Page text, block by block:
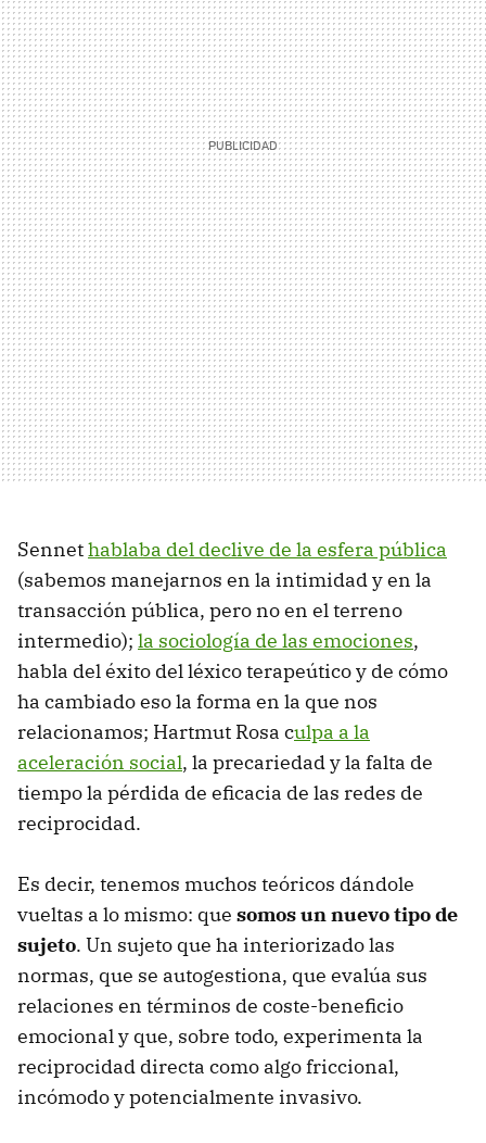
Sennethablaba del declive de la esfera pública
(sabemos manejarnos en la intimidad y en la
transacción pública, pero no en el terreno
intermedio); la sociología de las emociones,
habla del éxito del léxico terapeútico y de cómo
ha cambiado eso la forma en la que nos
relacionamos; Hartmut Rosa culpa a la
aceleración social, la precariedad y la falta de
tiempo la pérdida de eficacia de las redes de
reciprocidad.
Es decir, tenemos muchos teóricos dándole
vueltas a lo mismo: que somos un nuevo tipo de
sujeto. Un sujeto que ha interiorizado las
normas, que se autogestiona, que evalúa sus
relaciones en términos de coste-beneficio
emocional y que, sobre todo, experimenta la
reciprocidad directa como algo friccional,
incómodo y potencialmente invasivo.